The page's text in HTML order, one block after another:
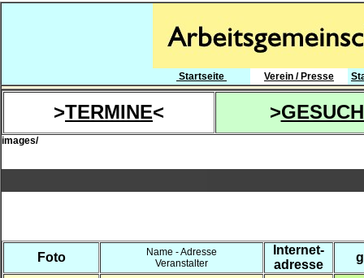
Startseite Verein / Presse
>TERMINE< >
images/
Foto
Name - Adresse
Veranstalter
Internet-
adresse